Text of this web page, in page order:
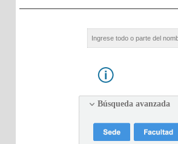
Búsqueda avanzada